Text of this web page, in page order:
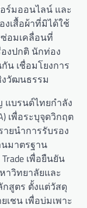
ร์มออนไลน์ และ
งเสื้อผ้าที่มิได้ใช้
อมเคลื่อนที่
องปกติ นักท่อง
น เชื่อมโยงการ
งวัฒนธรรม
แบรนด์ไทยกำลัง
เพื่อระบุจุดวิกฤต
ยนำการรับรอง
มาตรฐาน
เพื่อยืนยัน
าวิทยาลัยและ
สูตร ตั้งแต่วัสดุ
ชน เพื่อบ่มเพาะ